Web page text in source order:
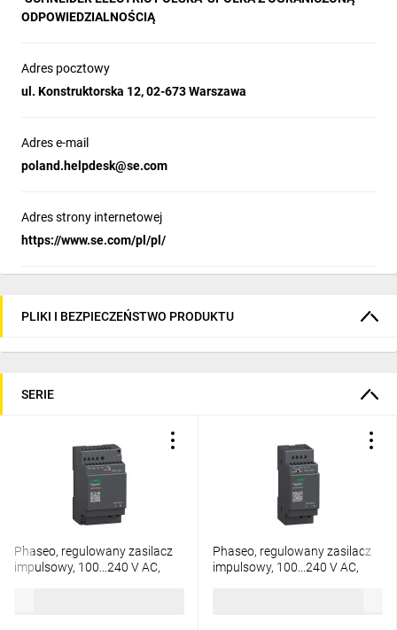
ODPOWIEDZIALNOŚCIĄ
Adres pocztowy
ul. Konstruktorska 12, 02-673 Warszawa
Adres e-mail
poland.helpdesk@se.com
Adres strony internetowej
https://www.se.com/pl/pl/
PLIKI I BEZPIECZEŃSTWO PRODUKTU
SERIE
Phaseo, regulowany zasilacz
impulsowy, 100...240 V AC,
Phaseo, regulowany zasilacz
impulsowy, 100...240 V AC,